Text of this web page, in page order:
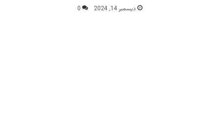
ديسمبر 14, 2024 0